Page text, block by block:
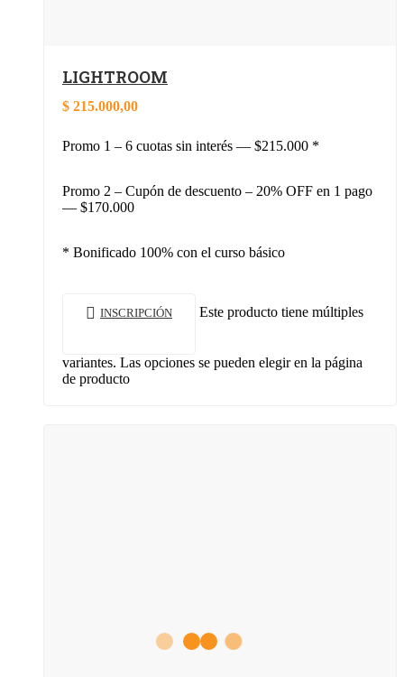
LIGHTROOM
$ 215.000,00
Promo 1 – 6 cuotas sin interés — $215.000 *
Promo 2 – Cupón de descuento – 20% OFF en 1 pago
— $170.000
* Bonificado 100% con el curso básico
INSCRIPCIÓN Este producto tiene múltiples
variantes. Las opciones se pueden elegir en la página
de producto